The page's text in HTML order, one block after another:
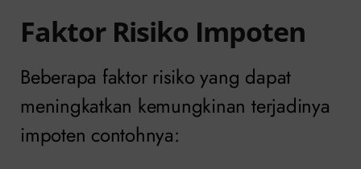
Faktor Risiko Impoten
Beberapa faktor risiko yang dapat
meningkatkan kemungkinan terjadinya
impoten contohnya: